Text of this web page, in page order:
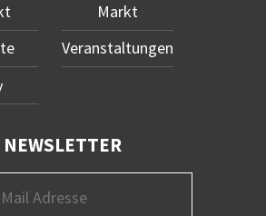
Markt
Veranstaltungen
NEWSLETTER